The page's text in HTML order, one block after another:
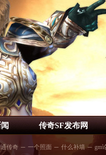
传奇SF发布网
通传奇 ─ 一个照面 ─ 什么补墙 ─ gm